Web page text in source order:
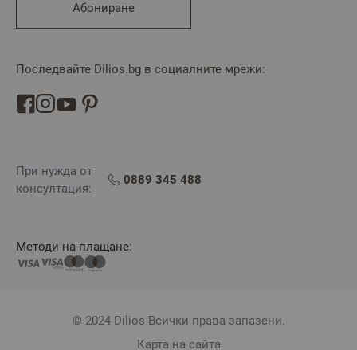
Абониране
Последвайте Dilios.bg в социалните мрежи:
При нужда от
консултация:
0889 345 488
Методи на плащане:
© 2024 Dilios Всички права запазени.
Карта на сайта